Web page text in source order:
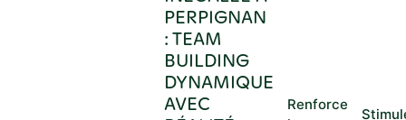
PERPIGNAN
: TEAM
BUILDING
DYNAMIQUE
AVEC
Renforce